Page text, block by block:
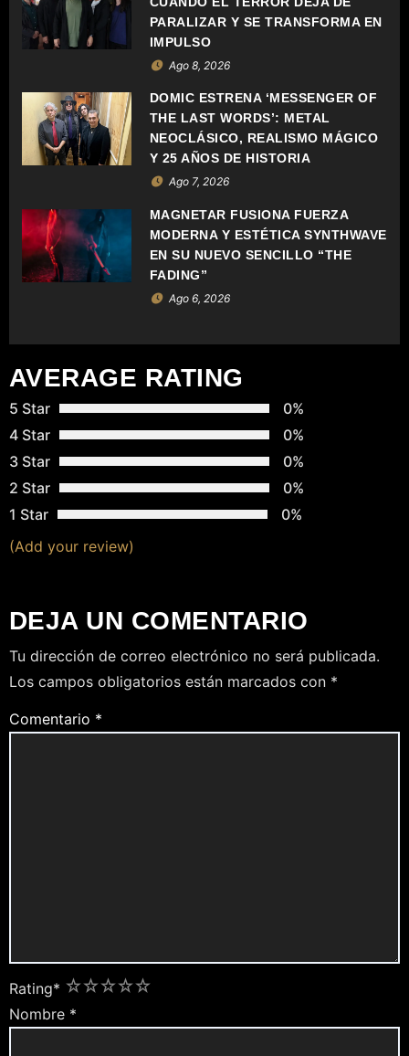
Ó
N
D
E
E
N
T
R
D
A
S
PARALIZAR Y SE TRANSFORMA EN
IMPULSO
Ago 8, 2026
DOMIC ESTRENA ‘MESSENGER OF
THE LAST WORDS’: METAL
NEOCLÁSICO, REALISMO MÁGICO
Y 25 AÑOS DE HISTORIA
Ago 7, 2026
MAGNETAR FUSIONA FUERZA
MODERNA Y ESTÉTICA SYNTHWAVE
EN SU NUEVO SENCILLO “THE
FADING”
Ago 6, 2026
AVERAGE RATING
5 Star
0%
4 Star
0%
3 Star
0%
2 Star
0%
1 Star
0%
(Add your review)
DEJA UN COMENTARIO
Tu dirección de correo electrónico no será publicada.
Los campos obligatorios están marcados con *
Comentario *
Rating* 5
4
3
2
1
Nombre *